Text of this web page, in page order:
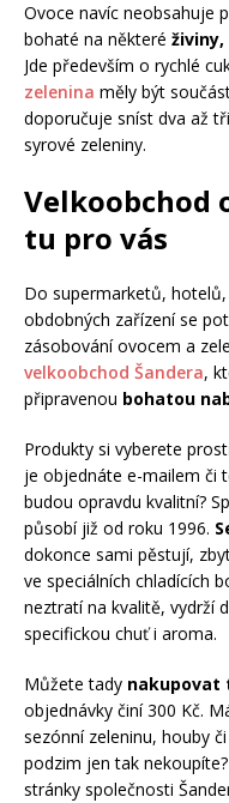
Ovoce navíc neobsahuje
bohaté na některé
Jde především o rychlé
zelenina měly být
doporučuje sníst dva až
syrové zeleniny.
Velkoobchod
tu pro vás
Do supermarketů,
obdobných zařízení se
zásobování ovocem a
velkoobchod Šandera,
připravenou bohatou
Produkty si vyberete
je objednáte e-mailem či
budou opravdu kvalitní?
působí již od roku 1996.
dokonce sami pěstují,
ve speciálních chladících
neztratí na kvalitě, vydrží
specifickou chuť i aroma.
Můžete tady nakupovat
objednávky činí 300 Kč.
sezónní zeleninu, houby
podzim jen tak
stránky společnosti